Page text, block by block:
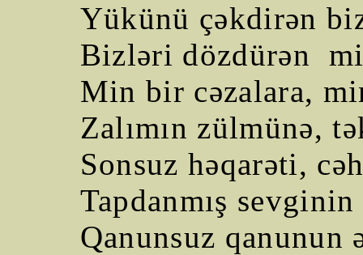
Yükünü çəkdirən
Bizləri dözdürən
Min bir cəzalara,
Zalımın zülmünə,
Sonsuz həqarəti,
Tapdanmış sevginin
Qanunsuz qanunun